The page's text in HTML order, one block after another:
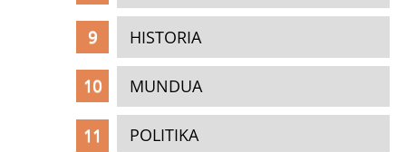
HISTORIA
MUNDUA
POLITIKA